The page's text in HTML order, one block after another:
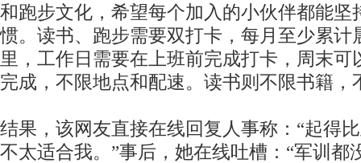
和跑步文化，希望每个加入的小伙伴都能坚
惯。读书、跑步需要双打卡，每月至少累计
里，工作日需要在上班前完成打卡，周末可
完成，不限地点和配速。读书则不限书籍，
结果，该网友直接在线回复人事称：“起得
不太适合我。”事后，她在线吐槽：“军训都